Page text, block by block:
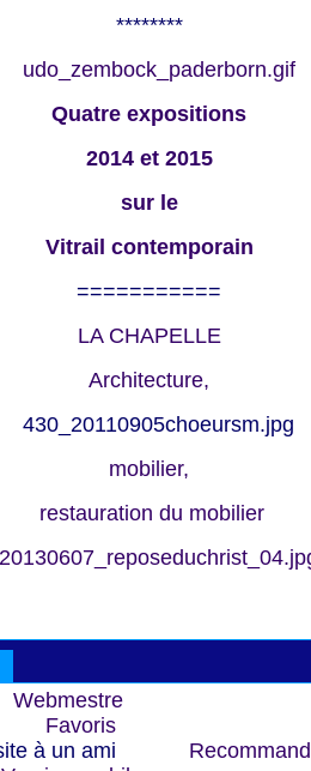
********
Quatre expositions
2014 et 2015
sur le
Vitrail contemporain
===========
LA CHAPELLE
Architecture,
mobilier,
restauration du mobilier
Webmestre
Favoris